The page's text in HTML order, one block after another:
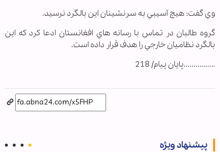
وي گفت: هيچ آسيبي به سرنشينان اين بالگرد نرسيد.
گروه طالبان در تماس با رسانه هاي افغانستان ادعا كرد كه اين
بالگرد نظاميان خارجي را هدف قرار داده است.
................پایان پیام/ 218
پیشنهاد ویژه